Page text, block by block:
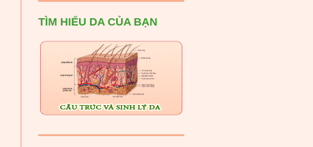
TÌM HIỂU DA CỦA BẠN